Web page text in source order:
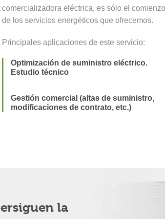
comercializadora eléctrica, es sólo el comienzo
de los servicios energéticos que ofrecemos.
Principales aplicaciones de este servicio:
Optimización de suministro eléctrico.
Estudio técnico
Gestión comercial (altas de suministro,
modificaciones de contrato, etc.)
la